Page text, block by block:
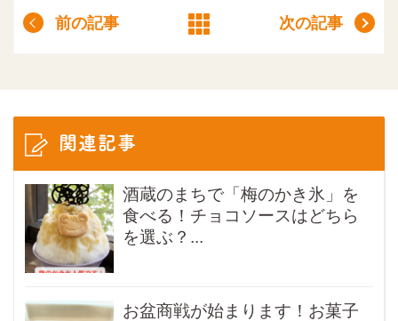
前の記事 次の記事
関連記事
酒蔵のまちで「梅のかき氷」を
食べる！チョコソースはどちら
を選ぶ？...
お盆商戦が始まります！お菓子